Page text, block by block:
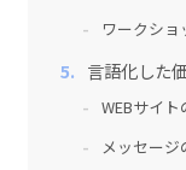
ワークシ
言語化した
WEBサイ
メッセー